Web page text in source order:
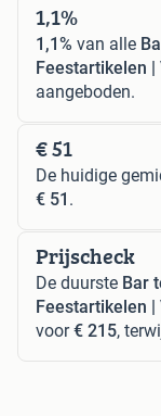
1,1%
1,1% van alle
Feestartikelen |
aangeboden.
€ 51
De huidige
€ 51 .
Prijscheck
De duurste Bar
Feestartikelen |
voor€ 215,